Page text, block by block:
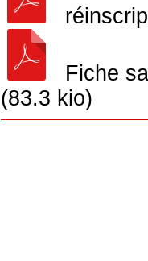
Fiche
(83.3 kio)